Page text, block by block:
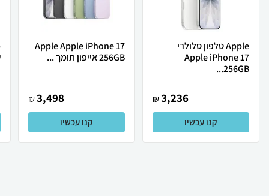
Apple טלפון סלולרי
Apple iPhone 17
256GB...
3,236
₪
קנו עכשיו
Apple Apple iPhone 17
256GB אייפון תומך ...
3,498
₪
קנו עכשיו